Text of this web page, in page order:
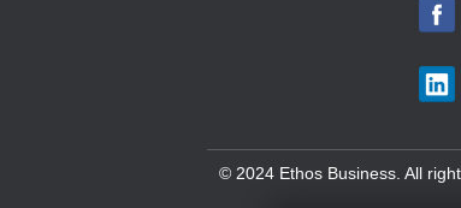
© 2024 Ethos Business. All